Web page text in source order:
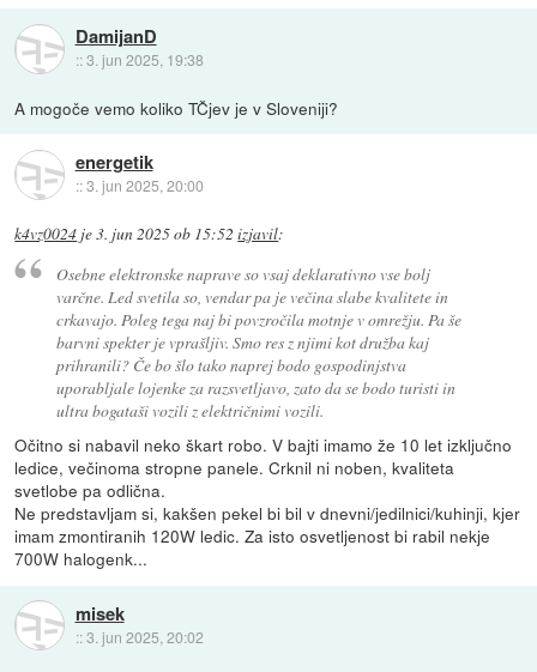
DamijanD
::3. jun 2025, 19:38
A mogoče vemo koliko TČjev je v Sloveniji?
energetik
::3. jun 2025, 20:00
k4vz0024 je3. jun 2025 ob 15:52 izjavil:
Osebne elektronske naprave so vsaj deklarativno vse bolj
varčne. Led svetila so, vendar pa je večina slabe kvalitete in
crkavajo. Poleg tega naj bi povzročila motnje v omrežju. Pa še
barvni spekter je vprašljiv. Smo res z njimi kot družba kaj
prihranili? Če bo šlo tako naprej bodo gospodinjstva
uporabljale lojenke za razsvetljavo, zato da se bodo turisti in
ultra bogataši vozili z električnimi vozili.
Očitno si nabavil neko škart robo. V bajti imamo že 10 let izključno
ledice, večinoma stropne panele. Crknil ni noben, kvaliteta
svetlobe pa odlična.
Ne predstavljam si, kakšen pekel bi bil v dnevni/jedilnici/kuhinji, kjer
imam zmontiranih 120W ledic. Za isto osvetljenost bi rabil nekje
700W halogenk...
misek
::3. jun 2025, 20:02